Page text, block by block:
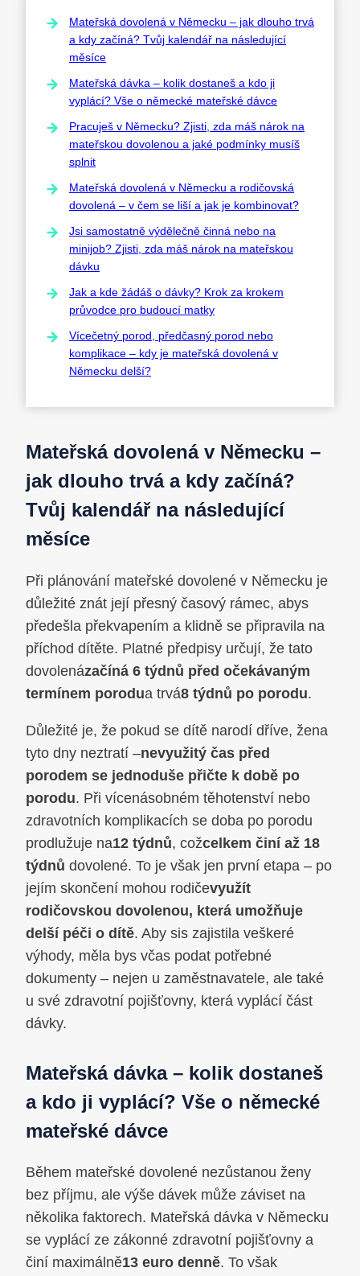
Mateřská dovolená v Německu – jak dlouho trvá
a kdy začíná? Tvůj kalendář na následující
měsíce
Mateřská dávka – kolik dostaneš a kdo ji
vyplácí? Vše o německé mateřské dávce
Pracuješ v Německu? Zjisti, zda máš nárok na
mateřskou dovolenou a jaké podmínky musíš
splnit
Mateřská dovolená v Německu a rodičovská
dovolená – v čem se liší a jak je kombinovat?
Jsi samostatně výdělečně činná nebo na
minijob? Zjisti, zda máš nárok na mateřskou
dávku
Jak a kde žádáš o dávky? Krok za krokem
průvodce pro budoucí matky
Vícečetný porod, předčasný porod nebo
komplikace – kdy je mateřská dovolená v
Německu delší?
Mateřská dovolená v Německu –
jak dlouho trvá a kdy začíná?
Tvůj kalendář na následující
měsíce
Při plánování mateřské dovolené v Německu je
důležité znát její přesný časový rámec, abys
předešla překvapením a klidně se připravila na
příchod dítěte. Platné předpisy určují, že tato
dovolenázačíná 6 týdnů před očekávaným
termínem porodua trvá8 týdnů po porodu.
Důležité je, že pokud se dítě narodí dříve, žena
tyto dny neztratí –nevyužitý čas před
porodem se jednoduše přičte k době po
porodu. Při vícenásobném těhotenství nebo
zdravotních komplikacích se doba po porodu
prodlužuje na12 týdnů, cožcelkem činí až 18
týdnů dovolené. To je však jen první etapa – po
jejím skončení mohou rodičevyužít
rodičovskou dovolenou, která umožňuje
delší péči o dítě. Aby sis zajistila veškeré
výhody, měla bys včas podat potřebné
dokumenty – nejen u zaměstnavatele, ale také
u své zdravotní pojišťovny, která vyplácí část
dávky.
Mateřská dávka – kolik dostaneš
a kdo ji vyplácí? Vše o německé
mateřské dávce
Během mateřské dovolené nezůstanou ženy
bez příjmu, ale výše dávek může záviset na
několika faktorech. Mateřská dávka v Německu
se vyplácí ze zákonné zdravotní pojišťovny a
činí maximálně13 euro denně. To však